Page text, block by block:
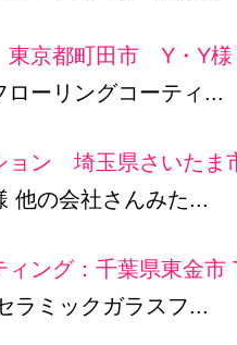
京都町田市 Y・Y様
ローリングコーティ...
ョン 埼玉県さいた
他の会社さんみた...
ィング：千葉県東金市
ラミックガラスフ...